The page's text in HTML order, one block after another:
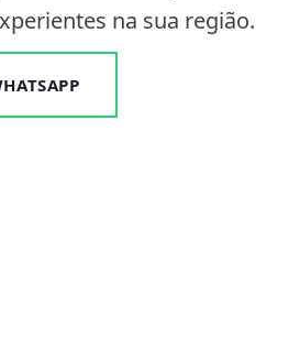
na sua região.